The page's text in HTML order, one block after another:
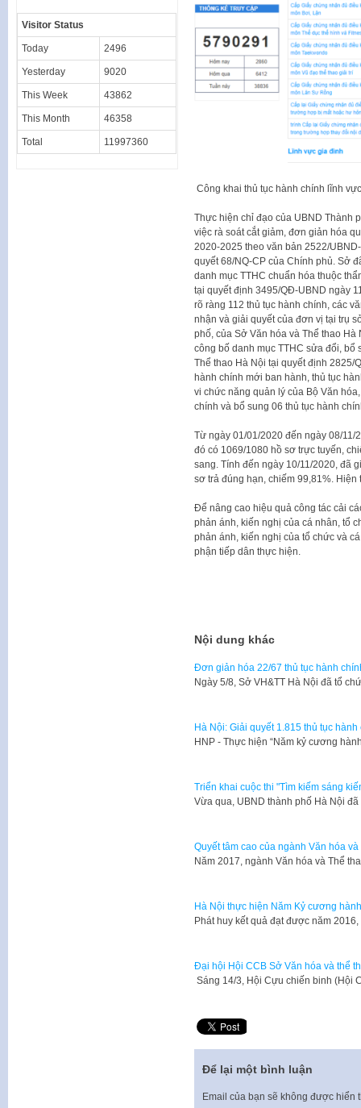
Công khai thủ tục hành chính lĩnh
Thực hiện chỉ đạo của UBND Thành
việc rà soát cắt giảm, đơn giản hóa
2020-2025 theo văn bản 2522/
quyết 68/NQ-CP của Chính phủ. Sở
danh mục TTHC chuẩn hóa thuộc
tại quyết định 3495/QĐ-UBND ngày
rõ ràng 112 thủ tục hành chính, các
nhận và giải quyết của đơn vị tại trụ
phố, của Sở Văn hóa và Thể thao
công bố danh mục TTHC sửa đổi, bổ
Thể thao Hà Nội tại quyết định 2825/
hành chính mới ban hành, thủ tục
vi chức năng quản lý của Bộ Văn
chính và bổ sung 06 thủ tục hành
Từ ngày 01/01/2020 đến ngày 08/
đó có 1069/1080 hồ sơ trực tuyến,
sang. Tính đến ngày 10/11/2020, đã
sơ trả đúng hạn, chiếm 99,81%.
Để nâng cao hiệu quả công tác cải
phản ánh, kiến nghị của cá nhân, tổ
phản ánh, kiến nghị của tổ chức và
phận tiếp dân thực hiện.
Nội dung khác
Đơn giản hóa 22/67 thủ tục hành
Ngày 5/8, Sở VH&TT Hà Nội đã tổ
Hà Nội: Giải quyết 1.815 thủ tục
HNP - Thực hiện “Năm kỷ cương
Triển khai cuộc thi "Tìm kiếm sáng
Vừa qua, UBND thành phố Hà Nội
Quyết tâm cao của ngành Văn hóa
Năm 2017, ngành Văn hóa và Thể
Hà Nội thực hiện Năm Kỷ cương
Phát huy kết quả đạt được năm
Đại hội Hội CCB Sở Văn hóa và thể
Sáng 14/3, Hội Cựu chiến binh (Hội
Để lại một bình luận
Email của bạn sẽ không được hiển
Visitor Status
Today 2496
Yesterday 9020
This Week 43862
This Month 46358
Total 11997360